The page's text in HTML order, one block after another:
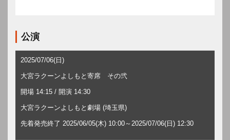
公演
2025/07/06(日)
大宮ラクーンよしもと寄席 その弐
開場 14:15 / 開演 14:30
大宮ラクーンよしもと劇場 (埼玉県)
先着発売終了 2025/06/05(木) 10:00～2025/07/06(日) 12:30